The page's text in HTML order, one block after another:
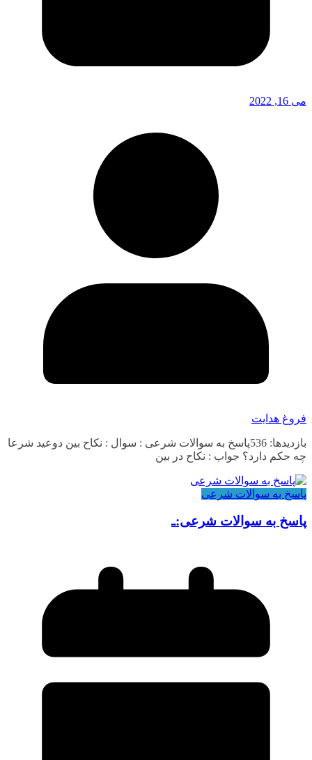
می 16, 2022
فروغ هدایت
بازدیدها: 536پاسخ به سوالات شرعی : سوال : نکاح بین دوعید شرعا
چه حکم دارد؟ جواب : نکاح در بین
پاسخ به سوالات شرعی
پاسخ به سوالات شرعی:ـ